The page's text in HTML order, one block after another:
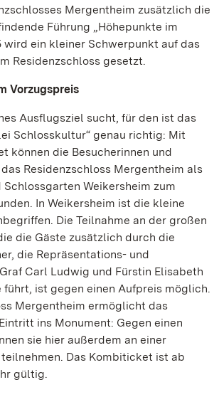
Mergentheim zusätzlich die
Führung „Höhepunkte im
wird ein kleiner Schwerpunkt auf das
Residenzschloss gesetzt.
Vorzugspreis
Ausflugsziel sucht, für den ist das
Schlosskultur“ genau richtig: Mit
können die Besucherinnen und
Residenzschloss Mergentheim als
Schlossgarten Weikersheim zum
In Weikersheim ist die kleine
Die Teilnahme an der großen
die Gäste zusätzlich durch die
die Repräsentations- und
Carl Ludwig und Fürstin Elisabeth
führt, ist gegen einen Aufpreis möglich.
Mergentheim ermöglicht das
ins Monument: Gegen einen
sie hier außerdem an einer
Das Kombiticket ist ab
gültig.